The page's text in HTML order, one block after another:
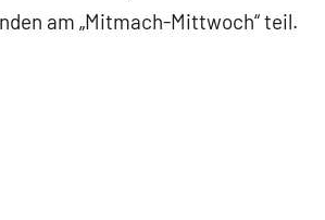
am „Mitmach-Mittwoch“ teil.